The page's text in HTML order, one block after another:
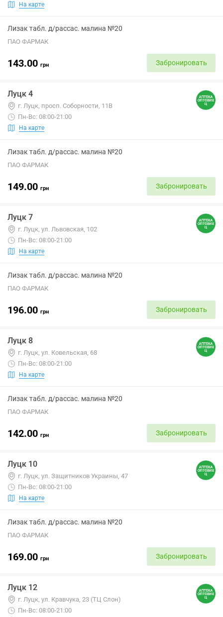
На карте
Лизак табл. д/рассас. малина №20
ПАО ФАРМАК
143.00 грн Забронировать
Луцк 4
г. Луцк, просп. Соборности, 11В
Пн-Вс: 08:00-21:00
На карте
Лизак табл. д/рассас. малина №20
ПАО ФАРМАК
149.00 грн Забронировать
Луцк 7
г. Луцк, ул. Львовская, 102
Пн-Вс: 08:00-21:00
На карте
Лизак табл. д/рассас. малина №20
ПАО ФАРМАК
196.00 грн Забронировать
Луцк 8
г. Луцк, ул. Ковельская, 68
Пн-Вс: 08:00-21:00
На карте
Лизак табл. д/рассас. малина №20
ПАО ФАРМАК
142.00 грн Забронировать
Луцк 10
г. Луцк, ул. Защитников Украины, 47
Пн-Вс: 08:00-21:00
На карте
Лизак табл. д/рассас. малина №20
ПАО ФАРМАК
169.00 грн Забронировать
Луцк 12
г. Луцк, ул. Кравчука, 23 (ТЦ Слон)
Пн-Вс: 08:00-21:00